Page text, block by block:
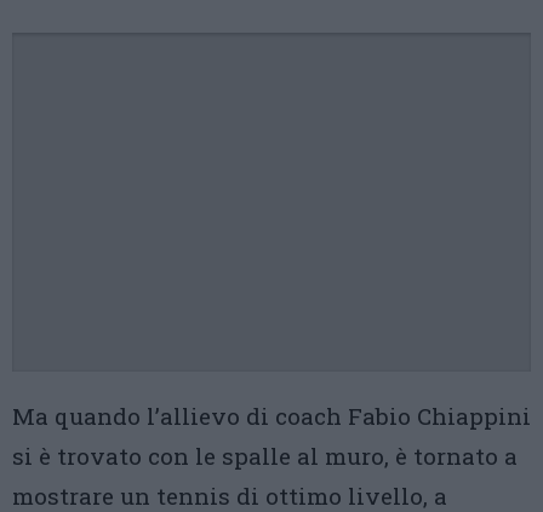
Ma quando l’allievo di coach Fabio Chiappini
si è trovato con le spalle al muro, è tornato a
mostrare un tennis di ottimo livello, a